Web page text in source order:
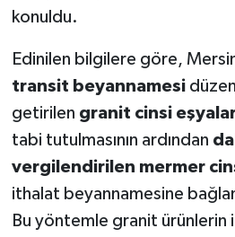
konuldu.
Edinilen bilgilere göre,
transit beyannamesi
getirilen granit cinsi
tabi tutulmasının ardından
vergilendirilen mermer
ithalat beyannamesine
Bu yöntemle granit ürünlerin